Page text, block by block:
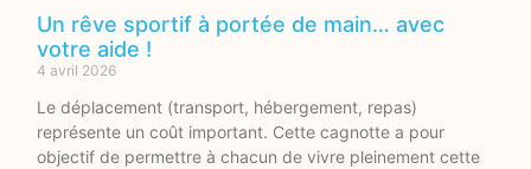
Un rêve sportif à portée de main… avec
votre aide !
4 avril 2026
Le déplacement (transport, hébergement, repas)
représente un coût important. Cette cagnotte a pour
objectif de permettre à chacun de vivre pleinement cette